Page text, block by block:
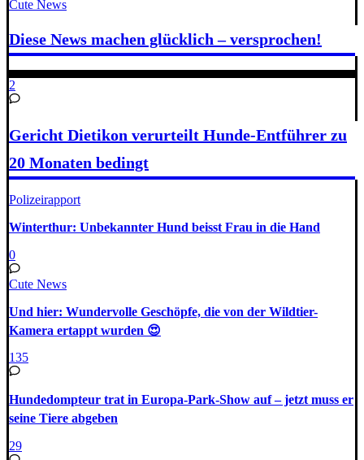
Cute News
Diese News machen glücklich – versprochen!
2
Gericht Dietikon verurteilt Hunde-Entführer zu
20 Monaten bedingt
Polizeirapport
Winterthur: Unbekannter Hund beisst Frau in die Hand
0
Cute News
Und hier: Wundervolle Geschöpfe, die von der Wildtier-
Kamera ertappt wurden 😍
135
Hundedompteur trat in Europa-Park-Show auf – jetzt muss er
seine Tiere abgeben
29